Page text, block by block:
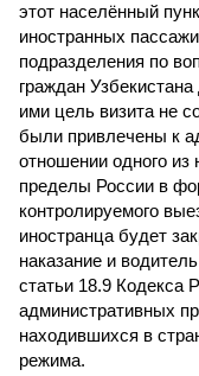
этот населённый
иностранных
подразделения по
граждан
ими цель визита не
были привлечены к
отношении одного из
пределы России в
контролируемого
иностранца будет
наказание и
статьи 18.9 Кодекса
административных
находившихся в
режима.